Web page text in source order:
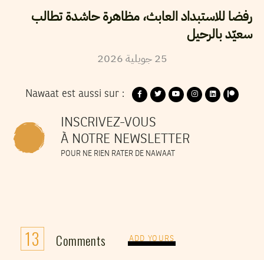
رفضا للاستبداد العابث، مظاهرة حاشدة تطالب
سعيّد بالرحيل
25 جويلية2026
Nawaat est aussi sur :
INSCRIVEZ-VOUS
À NOTRE NEWSLETTER
POUR NE RIEN RATER DE NAWAAT
13 Comments ADD YOURS